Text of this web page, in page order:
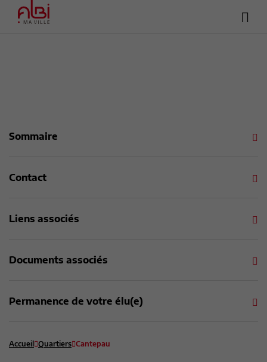
Sommaire
Contact
Liens associés
Documents associés
Permanence de votre élu(e)
Accueil Quartiers Cantepau